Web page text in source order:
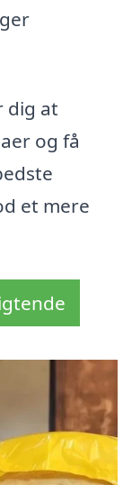
dig at
og få
et mere